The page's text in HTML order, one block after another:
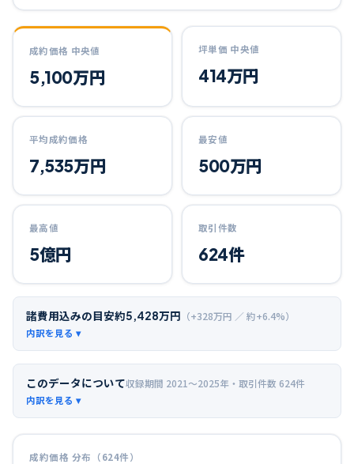
成約価格 中央値
5,100万円
坪単価 中央値
414万円
平均成約価格
7,535万円
最安値
500万円
最高値
5億円
取引件数
624件
諸費用込みの目安約5,428万円 （+328万円 ／ 約+6.4%）
このデータについて収録期間 2021〜2025年 ・取引件数 624件
成約価格 分布（624件）